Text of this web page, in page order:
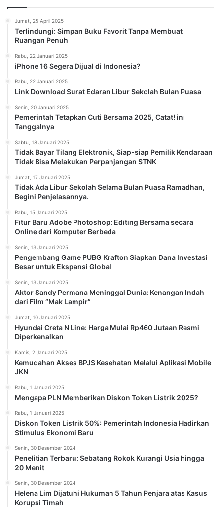
Jumat, 25 April 2025
Terlindungi: Simpan Buku Favorit Tanpa Membuat
Ruangan Penuh
Rabu, 22 Januari 2025
iPhone 16 Segera Dijual di Indonesia?
Rabu, 22 Januari 2025
Link Download Surat Edaran Libur Sekolah Bulan Puasa
Senin, 20 Januari 2025
Pemerintah Tetapkan Cuti Bersama 2025, Catat! ini
Tanggalnya
Sabtu, 18 Januari 2025
Tidak Bayar Tilang Elektronik, Siap-siap Pemilik Kendaraan
Tidak Bisa Melakukan Perpanjangan STNK
Jumat, 17 Januari 2025
Tidak Ada Libur Sekolah Selama Bulan Puasa Ramadhan,
Begini Penjelasannya.
Rabu, 15 Januari 2025
Fitur Baru Adobe Photoshop: Editing Bersama secara
Online dari Komputer Berbeda
Senin, 13 Januari 2025
Pengembang Game PUBG Krafton Siapkan Dana Investasi
Besar untuk Ekspansi Global
Senin, 13 Januari 2025
Aktor Sandy Permana Meninggal Dunia: Kenangan Indah
dari Film “Mak Lampir”
Jumat, 10 Januari 2025
Hyundai Creta N Line: Harga Mulai Rp460 Jutaan Resmi
Diperkenalkan
Kamis, 2 Januari 2025
Kemudahan Akses BPJS Kesehatan Melalui Aplikasi Mobile
JKN
Rabu, 1 Januari 2025
Mengapa PLN Memberikan Diskon Token Listrik 2025?
Rabu, 1 Januari 2025
Diskon Token Listrik 50%: Pemerintah Indonesia Hadirkan
Stimulus Ekonomi Baru
Senin, 30 Desember 2024
Penelitian Terbaru: Sebatang Rokok Kurangi Usia hingga
20 Menit
Senin, 30 Desember 2024
Helena Lim Dijatuhi Hukuman 5 Tahun Penjara atas Kasus
Korupsi Timah